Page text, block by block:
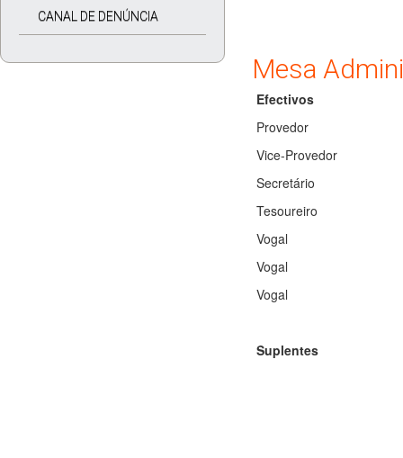
CORRUPÇÃO
CANAL DE DENÚNCIA
Mesa
Efectivos
Provedor
Vice-Provedor
Secretário
Tesoureiro
Vogal
Vogal
Vogal
Suplentes